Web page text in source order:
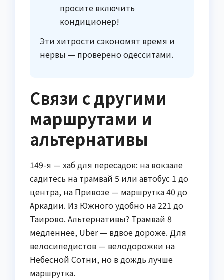
просите включить
кондиционер!
Эти хитрости сэкономят время и
нервы — проверено одесситами.
Связи с другими
маршрутами и
альтернативы
149-я — хаб для пересадок: на вокзале
садитесь на трамвай 5 или автобус 1 до
центра, на Привозе — маршрутка 40 до
Аркадии. Из Южного удобно на 221 до
Таирово. Альтернативы? Трамвай 8
медленнее, Uber — вдвое дороже. Для
велосипедистов — велодорожки на
Небесной Сотни, но в дождь лучше
маршрутка.